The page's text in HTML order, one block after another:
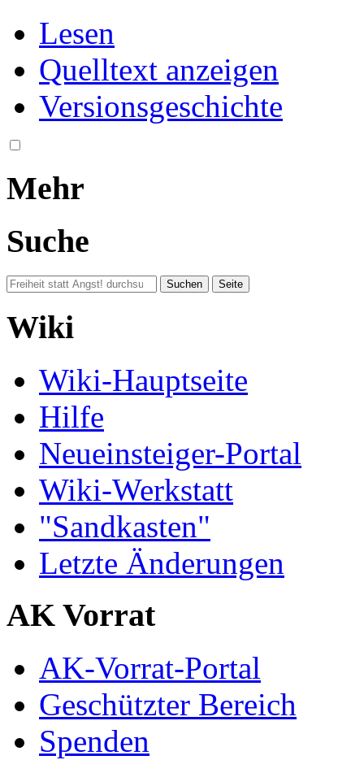
Lesen
Quelltext anzeigen
Versionsgeschichte
Mehr
Suche
Wiki
Wiki-Hauptseite
Hilfe
Neueinsteiger-Portal
Wiki-Werkstatt
"Sandkasten"
Letzte Änderungen
AK Vorrat
AK-Vorrat-Portal
Geschützter Bereich
Spenden